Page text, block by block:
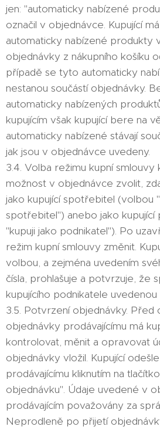
jen: "automaticky nabízené
označil v objednávce. Kupující
automaticky nabízené produkty
objednávky z nákupního košíku
případě se tyto automaticky
nestanou součástí objednávky.
automaticky nabízených
kupujícím však kupující bere na
automaticky nabízené stávají
jak jsou v objednávce uvedeny.
3.4. Volba režimu kupní smlouvy
možnost v objednávce zvolit,
jako kupující spotřebitel (volbou
spotřebitel") anebo jako kupující
"kupuji jako podnikatel"). Po
režim kupní smlouvy změnit.
volbou, a zejména uvedením
čísla, prohlašuje a potvrzuje, že
kupujícího podnikatele uvedenou
3.5. Potvrzení objednávky. Před
objednávky prodávajícímu má
kontrolovat, měnit a opravovat
objednávky vložil. Kupující
prodávajícímu kliknutím na
objednávku". Údaje uvedené v
prodávajícím považovány za
Neprodleně po přijetí